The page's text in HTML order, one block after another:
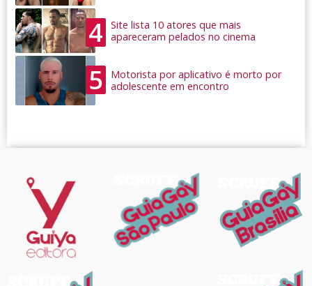
4
Site lista 10 atores que mais
apareceram pelados no cinema
5
Motorista por aplicativo é morto por
adolescente em encontro